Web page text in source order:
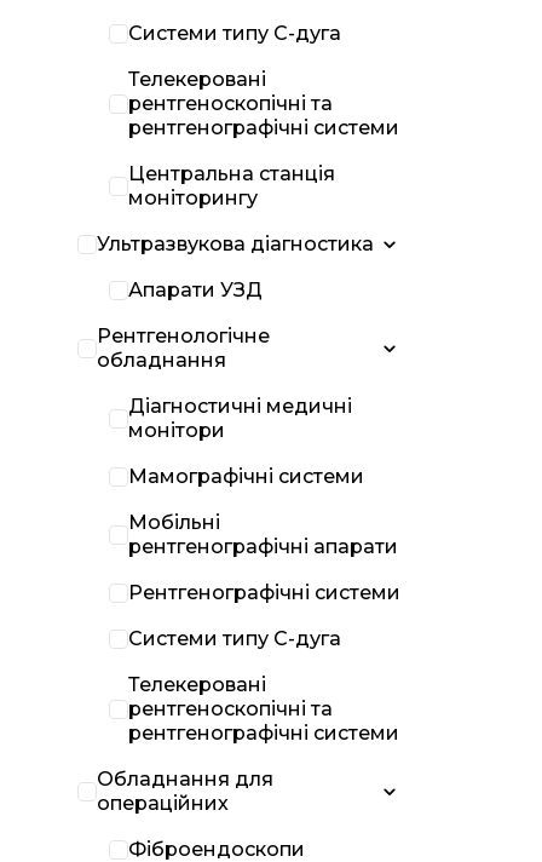
Системи типу С-дуга
Телекеровані
рентгеноскопічні та
рентгенографічні системи
Центральна станція
моніторингу
Ультразвукова діагностика
Апарати УЗД
Рентгенологічне
обладнання
Діагностичні медичні
монітори
Мамографічні системи
Мобільні
рентгенографічні апарати
Рентгенографічні системи
Системи типу С-дуга
Телекеровані
рентгеноскопічні та
рентгенографічні системи
Обладнання для
операційних
Фіброендоскопи